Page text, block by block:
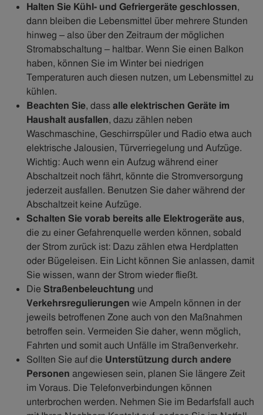
Halten Sie Kühl- und Gefriergeräte geschlossen,
dann bleiben die Lebensmittel über mehrere Stunden
hinweg – also über den Zeitraum der möglichen
Stromabschaltung – haltbar. Wenn Sie einen Balkon
haben, können Sie im Winter bei niedrigen
Temperaturen auch diesen nutzen, um Lebensmittel zu
kühlen.
Beachten Sie, dassalle elektrischen Geräte im
Haushalt ausfallen, dazu zählen neben
Waschmaschine, Geschirrspüler und Radio etwa auch
elektrische Jalousien, Türverriegelung und Aufzüge.
Wichtig: Auch wenn ein Aufzug während einer
Abschaltzeit noch fährt, könnte die Stromversorgung
jederzeit ausfallen. Benutzen Sie daher während der
Abschaltzeit keine Aufzüge.
Schalten Sie vorab bereits alle Elektrogeräte aus,
die zu einer Gefahrenquelle werden können, sobald
der Strom zurück ist: Dazu zählen etwa Herdplatten
oder Bügeleisen. Ein Licht können Sie anlassen, damit
Sie wissen, wann der Strom wieder fließt.
Die Straßenbeleuchtung und
Verkehrsregulierungen wie Ampeln können in der
jeweils betroffenen Zone auch von den Maßnahmen
betroffen sein. Vermeiden Sie daher, wenn möglich,
Fahrten und somit auch Unfälle im Straßenverkehr.
Sollten Sie auf die Unterstützung durch andere
Personen angewiesen sein, planen Sie längere Zeit
im Voraus. Die Telefonverbindungen können
unterbrochen werden. Nehmen Sie im Bedarfsfall auch